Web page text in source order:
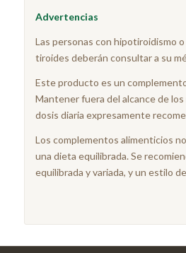
Advertencias
Las personas con hipotiroidismo
tiroides deberán consultar a su
Este producto es un
Mantener fuera del alcance de los
dosis diaria expresamente
Los complementos alimenticios
una dieta equilibrada. Se
equilibrada y variada, y un estilo